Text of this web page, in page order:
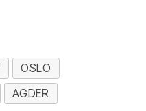
OSLO
AGDER